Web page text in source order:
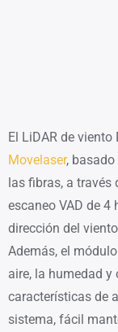
El LiDAR de
Movelaser,
las fibras, a
escaneo VAD de 4
dirección del
Además, el
aire, la humedad
características de
sistema, fácil